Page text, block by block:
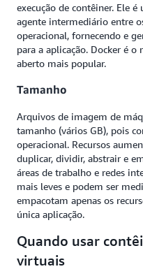
execução de contêiner. Ele
agente intermediário entre
operacional, fornecendo e
para a aplicação. Docker é
aberto mais popular.
Tamanho
Arquivos de imagem de
tamanho (vários GB), pois
operacional. Recursos
duplicar, dividir, abstrair e
áreas de trabalho e redes
mais leves e podem ser
empacotam apenas os
única aplicação.
Quando usar
virtuais